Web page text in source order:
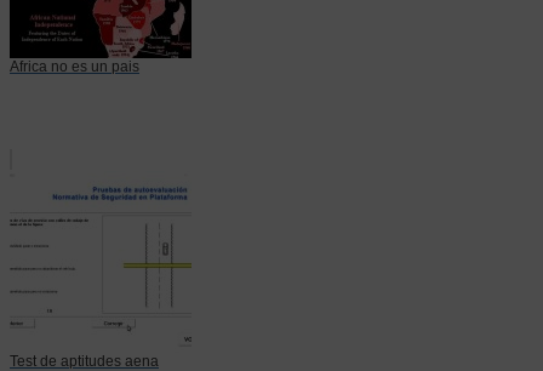
Africa no es un pais
Test de aptitudes aena